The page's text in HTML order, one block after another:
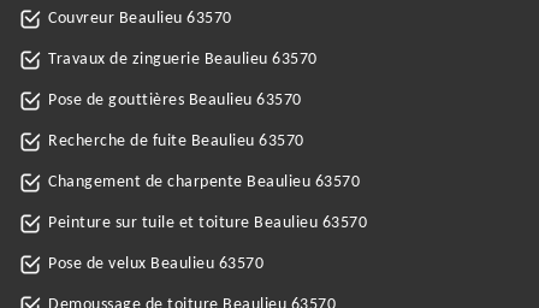
Couvreur Beaulieu 63570
Travaux de zinguerie Beaulieu 63570
Pose de gouttières Beaulieu 63570
Recherche de fuite Beaulieu 63570
Changement de charpente Beaulieu 63570
Peinture sur tuile et toiture Beaulieu 63570
Pose de velux Beaulieu 63570